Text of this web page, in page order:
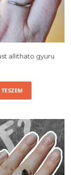
allithato gyuru